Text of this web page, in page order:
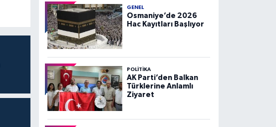
GENEL
Osmaniye’de 2026
Hac Kayıtları Başlıyor
POLITIKA
AK Parti’den Balkan
Türklerine Anlamlı
Ziyaret